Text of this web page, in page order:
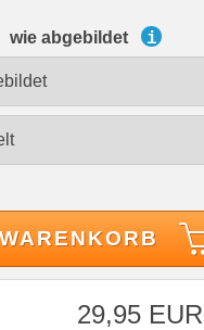
wie abgebildet i
29,95 EUR